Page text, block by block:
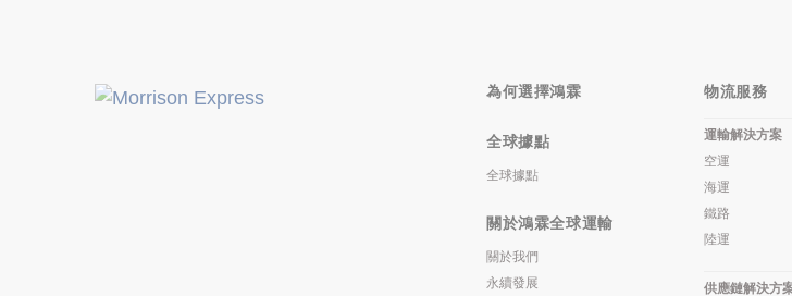
為何選擇鴻霖
全球據點
全球據點
關於鴻霖全球運輸
關於我們
永續發展
物流服務
運輸解決方案
空運
海運
鐵路
陸運
供應鏈解決方